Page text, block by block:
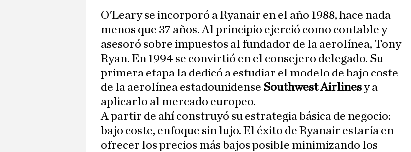
O'Leary se incorporó a Ryanair en el año 1988, hace nada
menos que 37 años. Al principio ejerció como contable y
asesoró sobre impuestos al fundador de la aerolínea, Tony
Ryan. En 1994 se convirtió en el consejero delegado. Su
primera etapa la dedicó a estudiar el modelo de bajo coste
de la aerolínea estadounidense Southwest Airlinesy a
aplicarlo al mercado europeo.
A partir de ahí construyó su estrategia básica de negocio:
bajo coste, enfoque sin lujo. El éxito de Ryanair estaría en
ofrecer los precios más bajos posible minimizando los